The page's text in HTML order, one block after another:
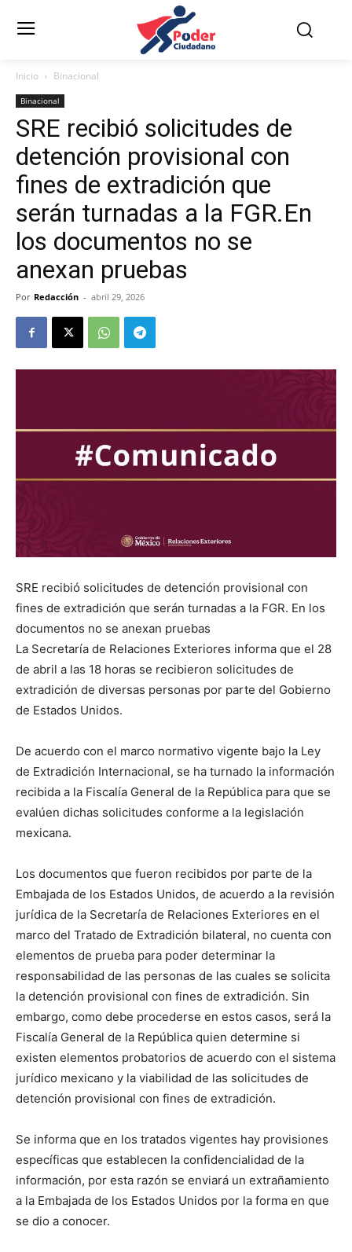
Inicio Binacional
Binacional
SRE recibió solicitudes de
detención provisional con
fines de extradición que
serán turnadas a la FGR.En
los documentos no se
anexan pruebas
Por Redacción - abril 29, 2026
SRE recibió solicitudes de detención provisional con
fines de extradición que serán turnadas a la FGR. En los
documentos no se anexan pruebas
La Secretaría de Relaciones Exteriores informa que el 28
de abril a las 18 horas se recibieron solicitudes de
extradición de diversas personas por parte del Gobierno
de Estados Unidos.
De acuerdo con el marco normativo vigente bajo la Ley
de Extradición Internacional, se ha turnado la información
recibida a la Fiscalía General de la República para que se
evalúen dichas solicitudes conforme a la legislación
mexicana.
Los documentos que fueron recibidos por parte de la
Embajada de los Estados Unidos, de acuerdo a la revisión
jurídica de la Secretaría de Relaciones Exteriores en el
marco del Tratado de Extradición bilateral, no cuenta con
elementos de prueba para poder determinar la
responsabilidad de las personas de las cuales se solicita
la detención provisional con fines de extradición. Sin
embargo, como debe procederse en estos casos, será la
Fiscalía General de la República quien determine si
existen elementos probatorios de acuerdo con el sistema
jurídico mexicano y la viabilidad de las solicitudes de
detención provisional con fines de extradición.
Se informa que en los tratados vigentes hay provisiones
específicas que establecen la confidencialidad de la
información, por esta razón se enviará un extrañamiento
a la Embajada de los Estados Unidos por la forma en que
se dio a conocer.